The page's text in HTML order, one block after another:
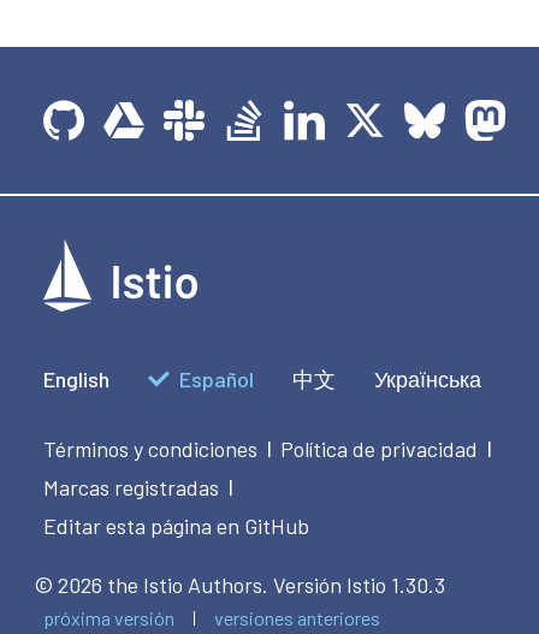
English Español 中文 Українська
Términos y condiciones | Política de privacidad |
Marcas registradas |
Editar esta página en GitHub
© 2026 the Istio Authors. Versión Istio 1.30.3
próxima versión versiones anteriores